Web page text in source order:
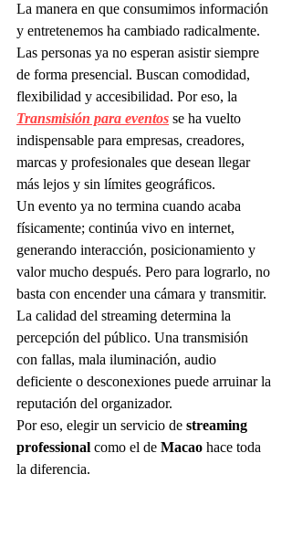
La manera en que consumimos información
y entretenemos ha cambiado radicalmente.
Las personas ya no esperan asistir siempre
de forma presencial. Buscan comodidad,
flexibilidad y accesibilidad. Por eso, la
Transmisión para eventos se ha vuelto
indispensable para empresas, creadores,
marcas y profesionales que desean llegar
más lejos y sin límites geográficos.
Un evento ya no termina cuando acaba
físicamente; continúa vivo en internet,
generando interacción, posicionamiento y
valor mucho después. Pero para lograrlo, no
basta con encender una cámara y transmitir.
La calidad del streaming determina la
percepción del público. Una transmisión
con fallas, mala iluminación, audio
deficiente o desconexiones puede arruinar la
reputación del organizador.
Por eso, elegir un servicio de streaming
professional como el de Macao hace toda
la diferencia.